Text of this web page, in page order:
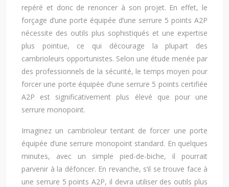
repéré et donc de renoncer à son projet. En effet, le
forçage d’une porte équipée d’une serrure 5 points A2P
nécessite des outils plus sophistiqués et une expertise
plus pointue, ce qui décourage la plupart des
cambrioleurs opportunistes. Selon une étude menée par
des professionnels de la sécurité, le temps moyen pour
forcer une porte équipée d’une serrure 5 points certifiée
A2P est significativement plus élevé que pour une
serrure monopoint.
Imaginez un cambrioleur tentant de forcer une porte
équipée d’une serrure monopoint standard. En quelques
minutes, avec un simple pied-de-biche, il pourrait
parvenir à la défoncer. En revanche, s’il se trouve face à
une serrure 5 points A2P, il devra utiliser des outils plus